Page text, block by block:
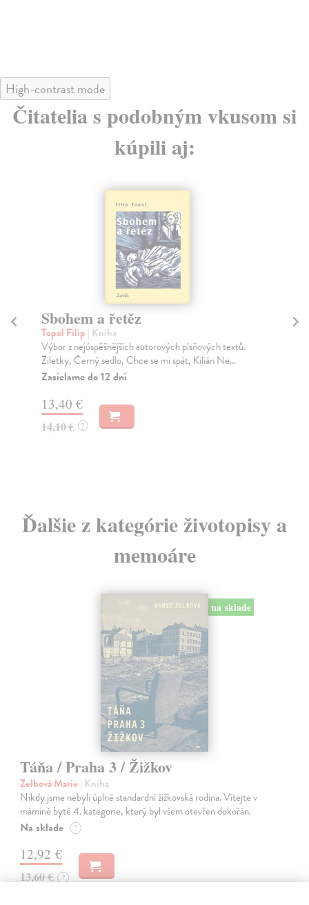
High-contrast mode
Čitatelia s podobným vkusom si
kúpili aj:
Sbohem a řetěz
Topol Filip | Kniha
Výbor z nejúspěšnějších autorových písňových textů.
Žiletky, Černý sedlo, Chce se mi spát, Kilián Ne...
Zasielame do 12 dní
13,40 €
14,10 € ?
Ďalšie z kategórie životopisy a
memoáre
na sklade
Táňa / Praha 3 / Žižkov
Zelbová Marie | Kniha
Nikdy jsme nebyli úplně standardní žižkovská rodina. Vítejte v
mámině bytě 4. kategorie, který byl všem otevřen dokořán.
Na sklade ?
12,92 €
13,60 € ?